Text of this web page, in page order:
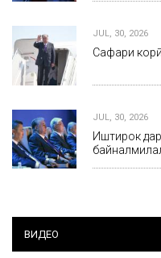
JUL, 30, 2026
Сафари
JUL, 30, 2026
Иштирок
ВИДЕО